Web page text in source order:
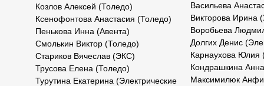
Козлов Алексей (Толедо)
Ксенофонтова Анастасия (Толедо)
Пенькова Инна (Авента)
Смолькин Виктор (Толедо)
Стариков Вячеслав (ЭКС)
Трусова Елена (Толедо)
Турутина Екатерина (Электрические
Васильева
Викторова Ирина
Воробьева
Долгих Денис
Карнаухова Юлия
Кондрашкина
Максимилюк